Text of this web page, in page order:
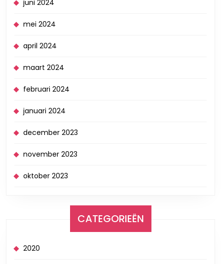
juni 2024
mei 2024
april 2024
maart 2024
februari 2024
januari 2024
december 2023
november 2023
oktober 2023
CATEGORIEËN
2020